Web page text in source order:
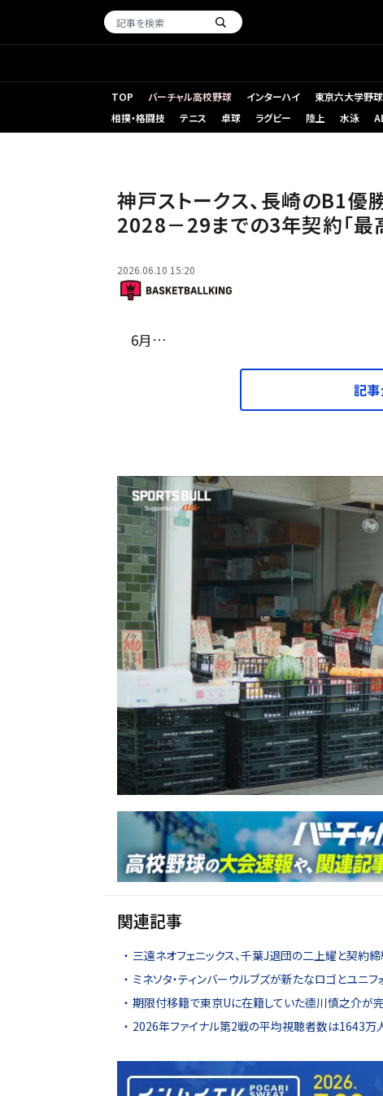
TOP バーチャル高校野球 インターハイ 東京六大学野球
相撲・格闘技
テニス 卓球 ラグビー 陸上 水泳
神戸ストークス、長崎のB1
2028－29までの3年契約「最
2026.06.10 15:20
6月…
記
関連記事
三遠ネオフェニックス、千葉J退団の二上耀と契約締
ミネソタ・ティンバーウルブズが新たなロゴとユ
期限付移籍で東京Uに在籍していた德川慎之介
2026年ファイナル第2戦の平均視聴者数は1643